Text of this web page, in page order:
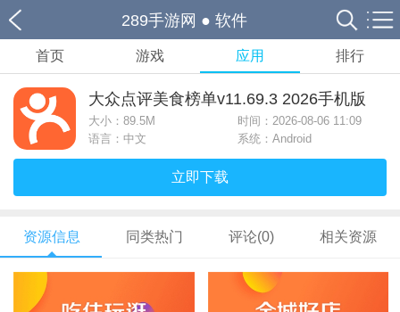
289手游网 ● 软件
首页 游戏 应用 排行
大众点评美食榜单v11.69.3 2026手机版
大小： 89.5M
时间：2026-08-06 11:09
语言：中文
系统：Android
立即下载
资源信息 同类热门 评论(0) 相关资源